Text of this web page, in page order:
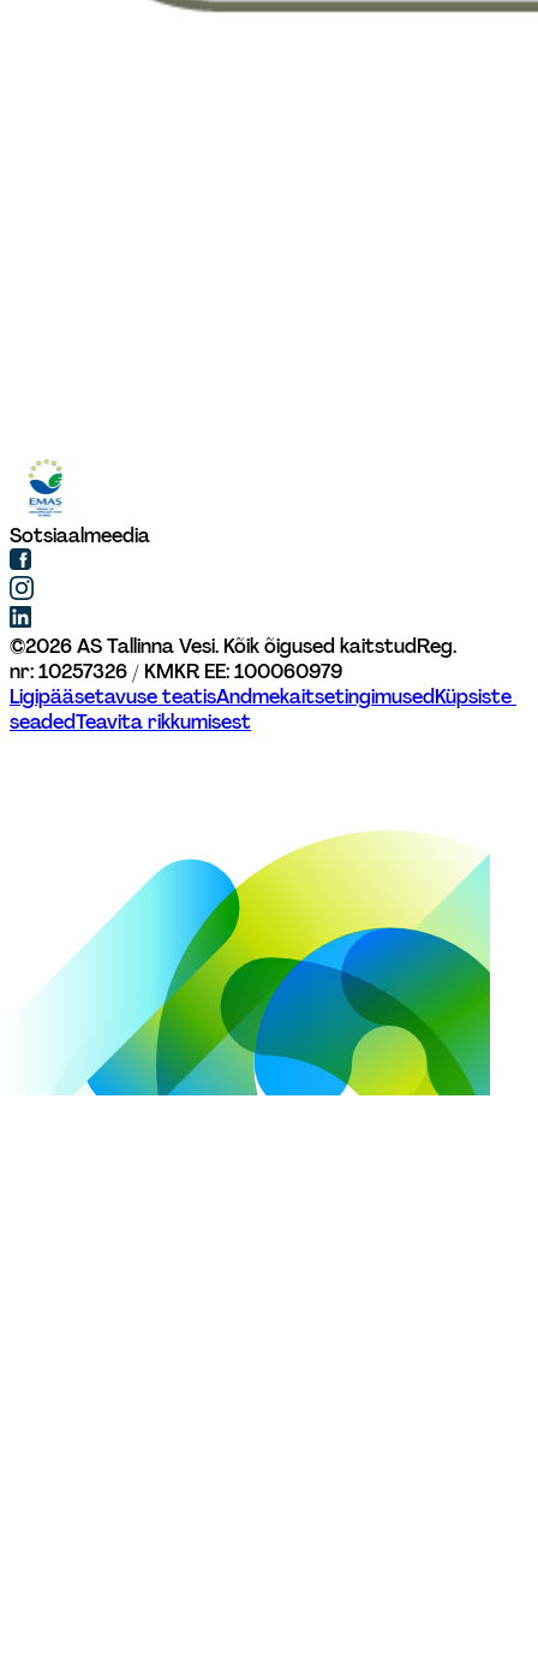
Sotsiaalmeedia
©2026AS Tallinna Vesi. Kõik õigused kaitstudReg.
nr: 10257326 / KMKR EE: 100060979
Ligipääsetavuse teatisAndmekaitsetingimusedKüpsiste
seadedTeavita rikkumisest